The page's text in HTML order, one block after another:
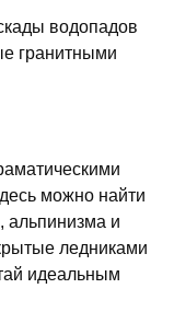
водопадов
гранитными
можно найти
альпинизма и
ледниками
идеальным